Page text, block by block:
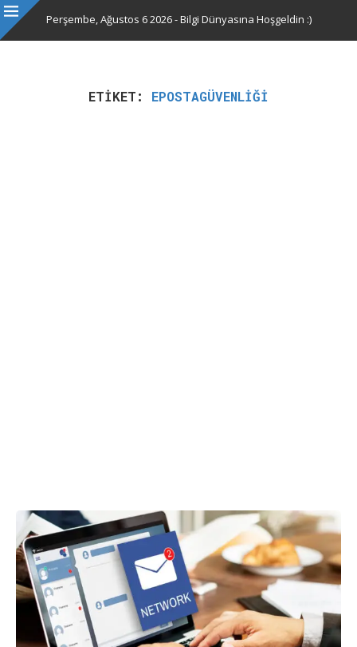
Perşembe, Ağustos 6 2026 - Bilgi Dünyasına Hoşgeldin :)
ETIKET: EPOSTAGÜVENLIĞI